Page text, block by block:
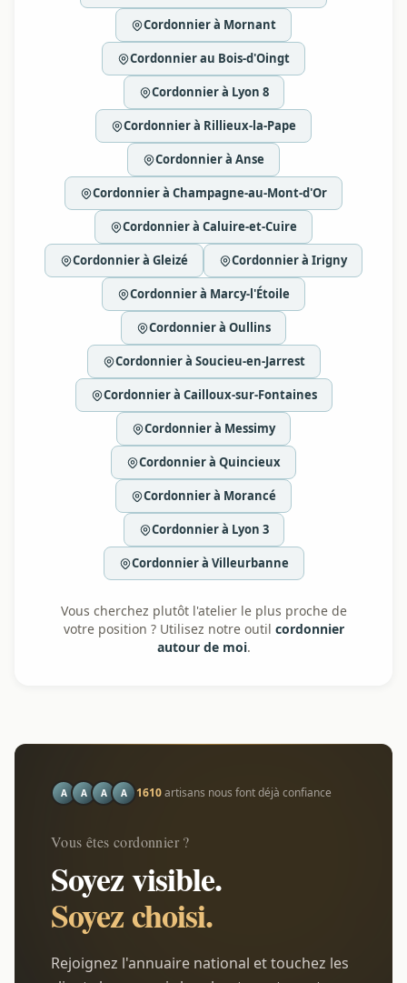
Cordonnier à Mornant
Cordonnier au Bois-d'Oingt
Cordonnier à Lyon 8
Cordonnier à Rillieux-la-Pape
Cordonnier à Anse
Cordonnier à Champagne-au-Mont-d'Or
Cordonnier à Caluire-et-Cuire
Cordonnier à Gleizé Cordonnier à Irigny
Cordonnier à Marcy-l'Étoile
Cordonnier à Oullins
Cordonnier à Soucieu-en-Jarrest
Cordonnier à Cailloux-sur-Fontaines
Cordonnier à Messimy
Cordonnier à Quincieux
Cordonnier à Morancé
Cordonnier à Lyon 3
Cordonnier à Villeurbanne
Vous cherchez plutôt l'atelier le plus proche de
votre position ? Utilisez notre outil cordonnier
autour de moi.
A A A A 1610artisans nous font déjà confiance
Vous êtes cordonnier ?
Soyez visible.
Soyez choisi.
Rejoignez l'annuaire national et touchez les